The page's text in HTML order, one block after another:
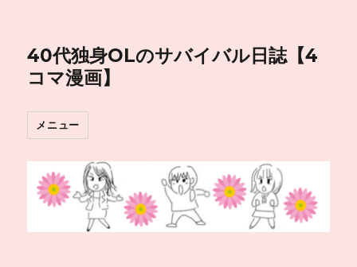
40代独身OLのサバイバル日誌【4
コマ漫画】
メニュー